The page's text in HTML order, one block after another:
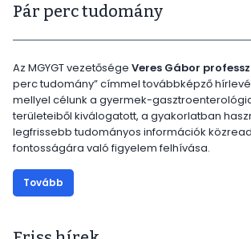
Pár perc tudomány
Az MGYGT vezetősége Veres Gábor
perc tudomány” címmel továbbképző
mellyel célunk a gyermek-
területeiből kiválogatott, a gyakorlatban
legfrissebb tudományos információk
fontosságára való figyelem felhívása.
Tovább